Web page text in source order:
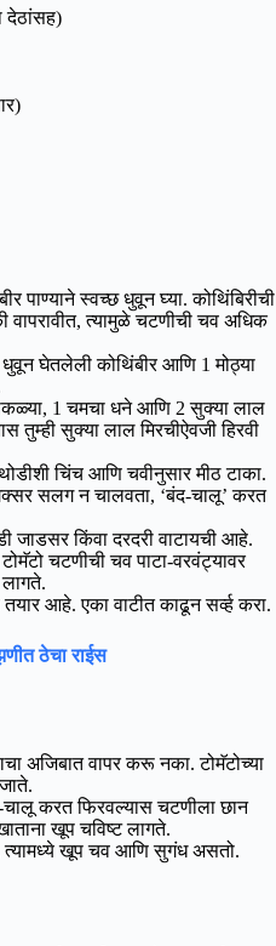
देठांसह)
पाण्याने स्वच्छ धुवून घ्या. कोथिंबिरीची
वापरावीत, त्यामुळे चटणीची चव अधिक
घेतलेली कोथिंबीर आणि 1 मोठ्या
1 चमचा धने आणि 2 सुक्या लाल
तुम्ही सुक्या लाल मिरचीऐवजी हिरवी
चिंच आणि चवीनुसार मीठ टाका.
सलग न चालवता, ‘बंद-चालू’ करत
जाडसर किंवा दरदरी वाटायची आहे.
चटणीची चव पाटा-वरवंट्यावर
आहे. एका वाटीत काढून सर्व्ह करा.
ठेचा राईस
अजिबात वापर करू नका. टोमॅटोच्या
करत फिरवल्यास चटणीला छान
खूप चविष्ट लागते.
खूप चव आणि सुगंध असतो.